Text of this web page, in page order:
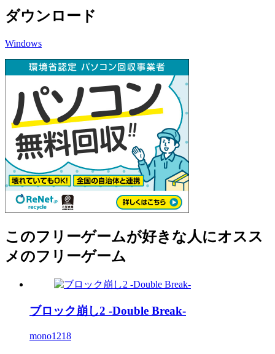
ダウンロード
Windows
このフリーゲームが好きな人にオスス
メのフリーゲーム
ブロック崩し2 -Double Break-
mono1218